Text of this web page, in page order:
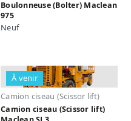
Boulonneuse (Bolter) Maclean
975
Neuf
À venir
Camion ciseau (Scissor lift)
Camion ciseau (Scissor lift)